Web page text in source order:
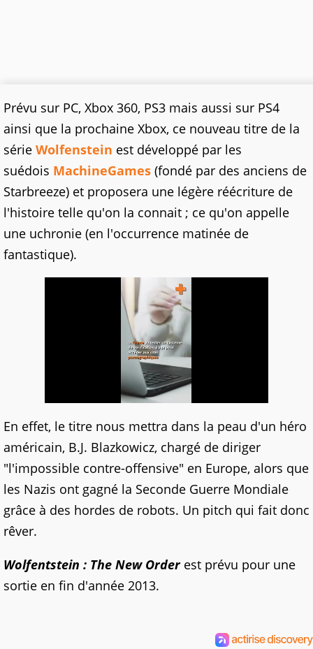
Prévu sur PC, Xbox 360, PS3 mais aussi sur PS4
ainsi que la prochaine Xbox, ce nouveau titre de la
série Wolfenstein est développé par les
suédois MachineGames (fondé par des anciens de
Starbreeze) et proposera une légère réécriture de
l'histoire telle qu'on la connait ; ce qu'on appelle
une uchronie (en l'occurrence matinée de
fantastique).
En effet, le titre nous mettra dans la peau d'un héro
américain, B.J. Blazkowicz, chargé de diriger
"l'impossible contre-offensive" en Europe, alors que
les Nazis ont gagné la Seconde Guerre Mondiale
grâce à des hordes de robots. Un pitch qui fait donc
rêver.
Wolfentstein : The New Orderest prévu pour une
sortie en fin d'année 2013.